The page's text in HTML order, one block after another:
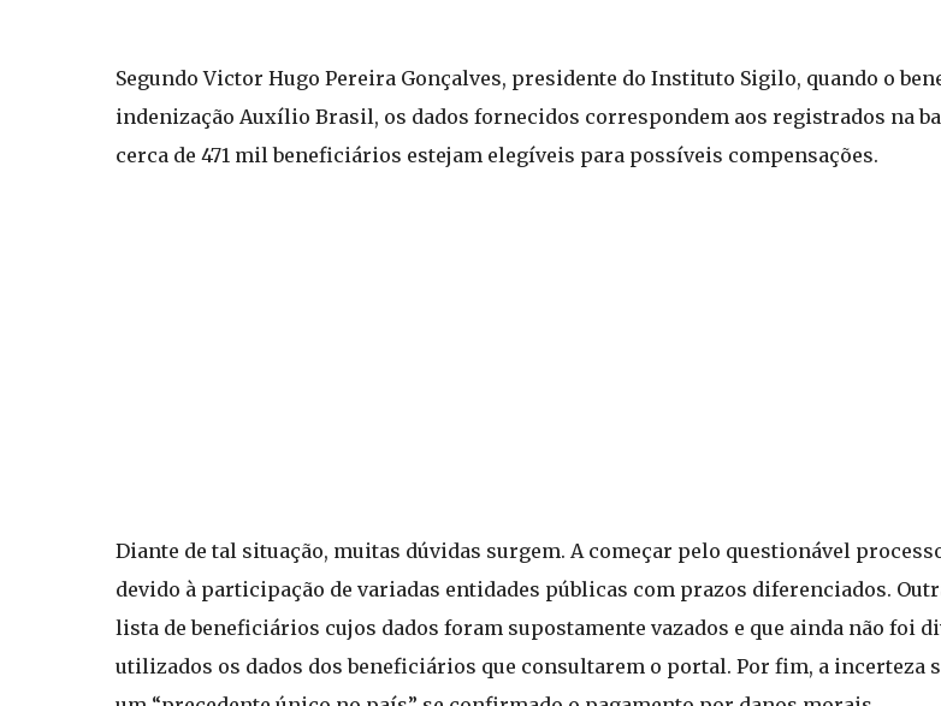
Segundo Victor Hugo Pereira Gonçalves, presidente do Instituto Sigilo, quando o
indenização Auxílio Brasil, os dados fornecidos correspondem aos registrados na
cerca de 471 mil beneficiários estejam elegíveis para possíveis compensações.
Diante de tal situação, muitas dúvidas surgem. A começar pelo questionável
devido à participação de variadas entidades públicas com prazos diferenciados.
lista de beneficiários cujos dados foram supostamente vazados e que ainda não foi
utilizados os dados dos beneficiários que consultarem o portal. Por fim, a incerteza